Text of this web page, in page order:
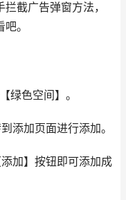
截广告弹窗方法，
。
绿色空间】。
添加页面进行添加。
加】按钮即可添加成